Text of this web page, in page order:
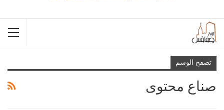
تصفح الوسم
صناع محتوى